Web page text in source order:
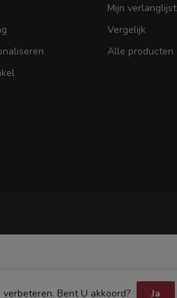
Mijn verlanglijst
Vergelijk
Alle producten
Bent U akkoord? Ja